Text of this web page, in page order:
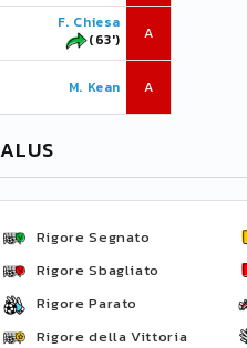
F. Chiesa
(63')
A
M. Kean A
Rigore Segnato
Rigore Sbagliato
Rigore Parato
Rigore della Vittoria